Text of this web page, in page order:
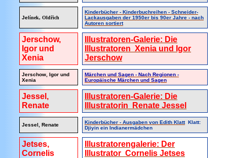
Jelínek, Oldřich
Kinderbücher - Kinderbuchreihen - Schneider-
Lackausgaben der 1950er bis 90er Jahre - nach
Autoren sortiert
Jerschow,
Igor und
Xenia
Illustratoren-Galerie: Die
Illustratoren Xenia und Igor
Jerschow
Jerschow, Igor und
Xenia
Märchen und Sagen - Nach Regionen -
Europäische Märchen und Sagen
Jessel,
Renate
Illustratoren-Galerie: Die
Illustratorin Renate Jessel
Jessel, Renate Kinderbücher - Ausgaben von Edith KlattKlatt:
Djiyin ein Indianermädchen
Jetses,
Cornelis
Illustratorengalerie: Der
Illustrator Cornelis Jetses